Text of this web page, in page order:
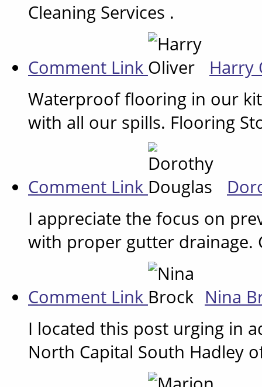
Cleaning Services .
Comment Link
Harry
Waterproof flooring in our
with all our spills. Flooring
Comment Link
I appreciate the focus on
with proper gutter drainage.
Comment Link
Nina
I located this post urging in
North Capital South Hadley